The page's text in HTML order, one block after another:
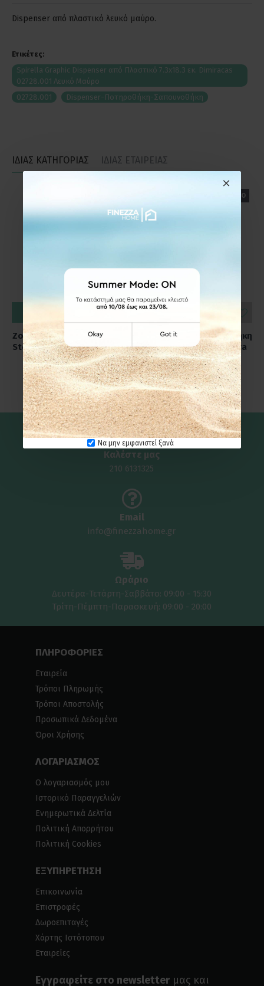
Να μην εμφανιστεί ξανά
Dispenser από πλαστικό λευκό μαύρο.
Ετικέτες:
Spirella Graphic Dispenser από Πλαστικό 7.3x18.3 εκ. Dimiracas
02728.001 Λευκό Μαύρο
02728.001
Dispenser-Ποτηροθήκη-Σαπουνοθήκη
ΙΔΙΑΣ ΚΑΤΗΓΟΡΙΑΣ ΙΔΙΑΣ ΕΤΑΙΡΕΙΑΣ
Zone Denmark Ποτηροθήκη
Stoneware Ø8,3x10,3 - Ume
Black
24,95€
ΕΤΟΙΜΟΠΑΡΑΔΟΤΟ
Zone Denmark Ποτηροθήκη
Stoneware Ø8x10 - Nova
One Black
24,95€
Καλέστε μας
210 6131325
Email
info@finezzahome.gr
Ωράριο
Δευτέρα-Τετάρτη-Σαββάτο: 09:00 - 15:30
Τρίτη-Πέμπτη-Παρασκευή: 09:00 - 20:00
ΠΛΗΡΟΦΟΡΙΕΣ
Εταιρεία
Τρόποι Πληρωμής
Τρόποι Αποστολής
Προσωπικά Δεδομένα
Όροι Χρήσης
ΛΟΓΑΡΙΑΣΜΟΣ
Ο λογαριασμός μου
Ιστορικό Παραγγελιών
Ενημερωτικά Δελτία
Πολιτική Απορρήτου
Πολιτική Cookies
ΕΞΥΠΗΡΕΤΗΣΗ
Επικοινωνία
Επιστροφές
Δωροεπιταγές
Χάρτης Ιστότοπου
Εταιρείες
Εγγραφείτε στο newsletter μας και